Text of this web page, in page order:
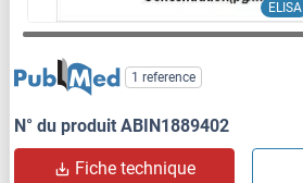
ELISA
1 reference
N° du produit ABIN1889402
Fiche technique